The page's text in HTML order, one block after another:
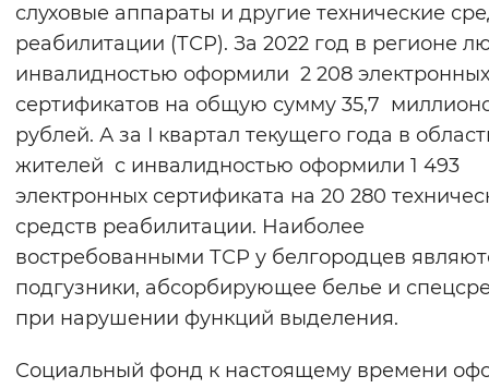
Монохромный Инверсивный
Синий фон
Изображения
Включены Выключены
Звуковой ассистент
Воспроизвести Остановить
слуховые аппараты и другие технические
реабилитации (ТСР). За 2022 год в регионе
инвалидностью оформили 2 208 электронных
сертификатов на общую сумму 35,7
рублей. А за I квартал текущего года в
жителей с инвалидностью оформили 1 493
электронных сертификата на 20 280
средств реабилитации. Наиболее
востребованными ТСР у белгородцев
подгузники, абсорбирующее белье и
при нарушении функций выделения.
Социальный фонд к настоящему времени